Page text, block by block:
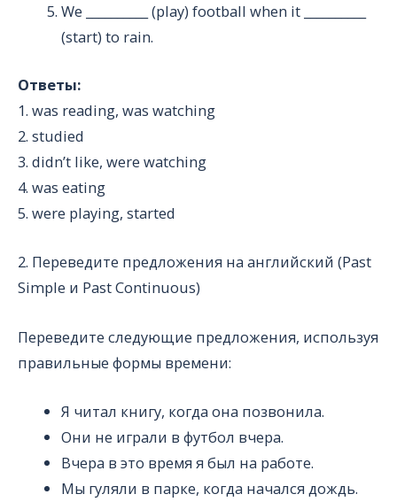
We __________ (play) football when it __________
(start) to rain.
Ответы:
1. was reading, was watching
2. studied
3. didn’t like, were watching
4. was eating
5. were playing, started
2. Переведите предложения на английский (Past
Simple и Past Continuous)
Переведите следующие предложения, используя
правильные формы времени:
Я читал книгу, когда она позвонила.
Они не играли в футбол вчера.
Вчера в это время я был на работе.
Мы гуляли в парке, когда начался дождь.